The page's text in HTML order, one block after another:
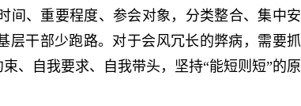
间、重要程度、参会对象，分类整合、集中安
层干部少跑路。对于会风冗长的弊病，需要抓
、自我要求、自我带头，坚持“能短则短”的原